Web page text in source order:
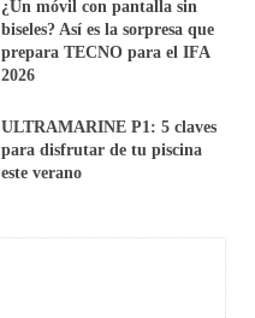
¿Un móvil con pantalla sin
biseles? Así es la sorpresa que
prepara TECNO para el IFA
2026
ULTRAMARINE P1: 5 claves
para disfrutar de tu piscina
este verano